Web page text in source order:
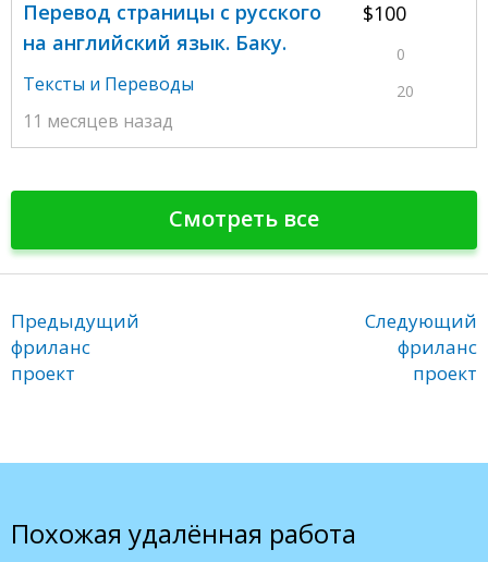
$100
0
20
Перевод страницы с русского
на английский язык. Баку.
Тексты и Переводы
11 месяцев назад
Смотреть все
Предыдущий
фриланс
проект
Следующий
фриланс
проект
Похожая удалённая работа